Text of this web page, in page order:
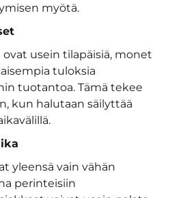
myötä.
usein tilapäisiä, monet
tuloksia
tuotantoa. Tämä tekee
kun halutaan säilyttää
yleensä vain vähän
perinteisiin